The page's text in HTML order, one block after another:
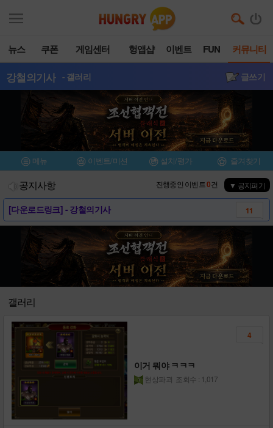
뉴스 쿠폰 게임센터 헝앱샵 이벤트 FUN 커뮤니티
강철의기사 - 갤러리 글쓰기
메뉴 이벤트/미션 설치/평가 즐겨찾기
공지사항 진행중인 이벤트0건 ▼ 공지펴기
[가이드] 강철의기사 가이드모음 7
[공략] 혼돈...클리어 누구나 할수 있습니다..
강철의기사 동료 등급표 모음집 - by 제로임..
[정보](신무기추가)6성 영웅 장비(무기,갑옷.. 30
[다운로드링크] - 강철의기사 11
갤러리
이거 뭐야 ㅋㅋㅋ
현상파괴 조회수 : 1,017
4